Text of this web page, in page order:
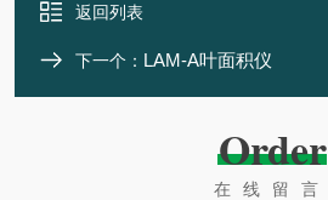
返回列表
下一个： LAM-A叶面积仪
Order
在线留言